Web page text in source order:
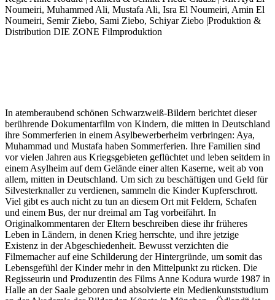
Noumeiri, Muhammed Ali, Mustafa Ali, Isra El Noumeiri, Amin El
Noumeiri, Semir Ziebo, Sami Ziebo, Schiyar Ziebo |Produktion &
Distribution DIE ZONE Filmproduktion
In atemberaubend schönen Schwarzweiß-Bildern berichtet dieser
berührende Dokumentarfilm von Kindern, die mitten in Deutschland
ihre Sommerferien in einem Asylbewerberheim verbringen: Aya,
Muhammad und Mustafa haben Sommerferien. Ihre Familien sind
vor vielen Jahren aus Kriegsgebieten geflüchtet und leben seitdem in
einem Asylheim auf dem Gelände einer alten Kaserne, weit ab von
allem, mitten in Deutschland. Um sich zu beschäftigen und Geld für
Silvesterknaller zu verdienen, sammeln die Kinder Kupferschrott.
Viel gibt es auch nicht zu tun an diesem Ort mit Feldern, Schafen
und einem Bus, der nur dreimal am Tag vorbeifährt. In
Originalkommentaren der Eltern beschreiben diese ihr früheres
Leben in Ländern, in denen Krieg herrschte, und ihre jetzige
Existenz in der Abgeschiedenheit. Bewusst verzichten die
Filmemacher auf eine Schilderung der Hintergründe, um somit das
Lebensgefühl der Kinder mehr in den Mittelpunkt zu rücken. Die
Regisseurin und Produzentin des Films Anne Kodura wurde 1987 in
Halle an der Saale geboren und absolvierte ein Medienkunststudium